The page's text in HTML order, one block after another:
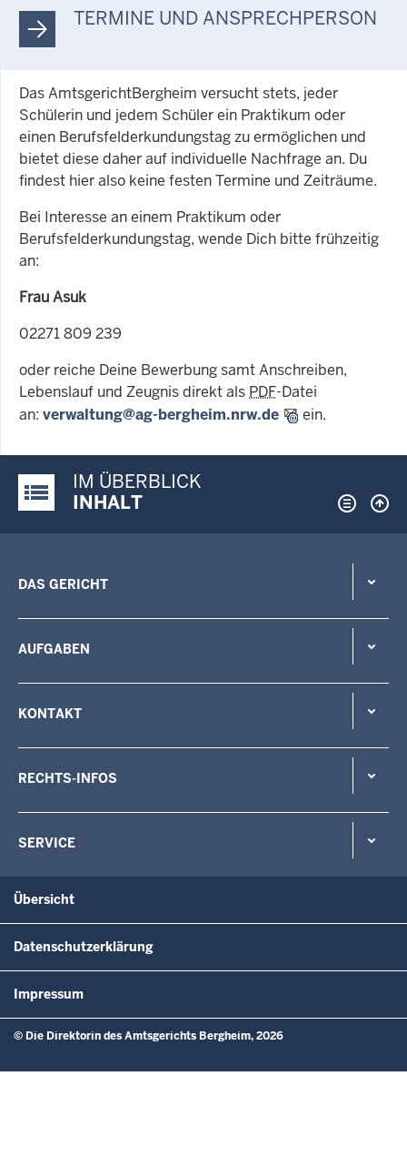
TERMINE UND ANSPRECHPERSON
Das AmtsgerichtBergheim versucht stets, jeder
Schülerin und jedem Schüler ein Praktikum oder
einen Berufsfelderkundungstag zu ermöglichen und
bietet diese daher auf individuelle Nachfrage an. Du
findest hier also keine festen Termine und Zeiträume.
Bei Interesse an einem Praktikum oder
Berufsfelderkundungstag, wende Dich bitte frühzeitig
an:
Frau Asuk
02271 809 239
oder reiche Deine Bewerbung samt Anschreiben,
Lebenslauf und Zeugnis direkt als PDF-Datei
an: verwaltung@ag-bergheim.nrw.de ein.
Justiz-Portal im Überblick:
IM ÜBERBLICK
INHALT
DAS GERICHT
AUFGABEN
KONTAKT
RECHTS-INFOS
SERVICE
Übersicht
Datenschutzerklärung
Impressum
© Die Direktorin des Amtsgerichts Bergheim, 2026